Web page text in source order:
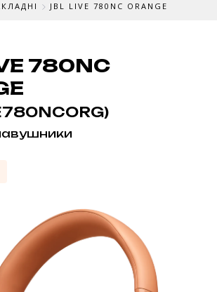
JBL LIVE 780NC ORANGE
780NC